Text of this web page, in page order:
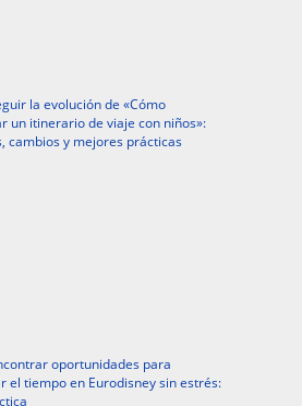
la evolución de «Cómo
un itinerario de viaje con niños»:
cambios y mejores prácticas
oportunidades para
el tiempo en Eurodisney sin estrés: